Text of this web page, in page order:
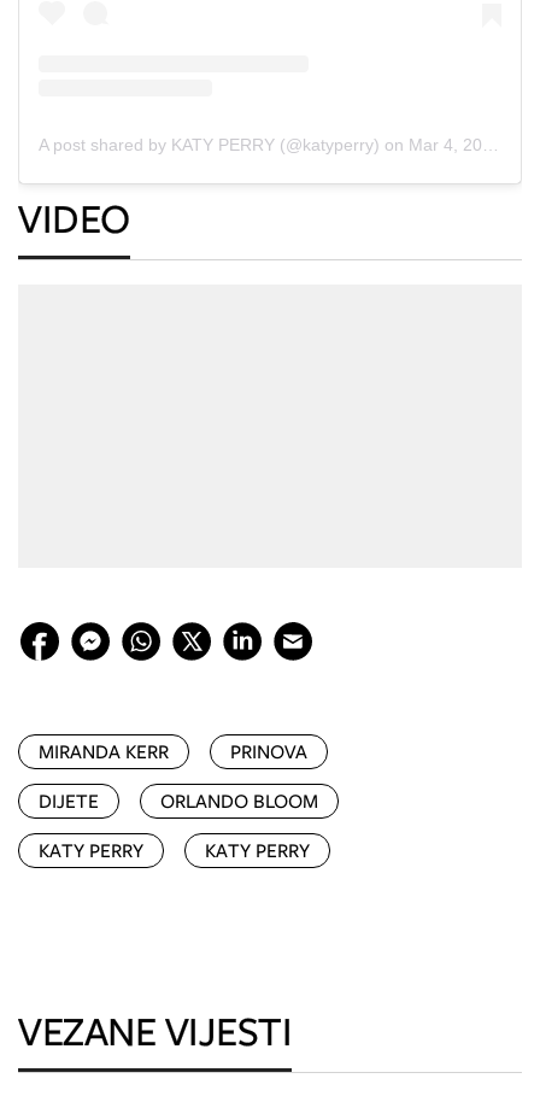
A post shared by KATY PERRY (@katyperry) on Mar 4, 2020 at 10:30am PST
VIDEO
MIRANDA KERR
PRINOVA
DIJETE
ORLANDO BLOOM
KATY PERRY
KATY PERRY
VEZANE VIJESTI